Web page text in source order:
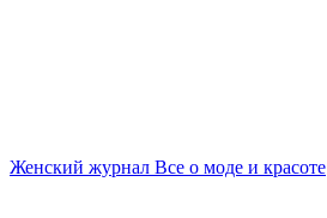
Женский журнал Все о моде и красоте